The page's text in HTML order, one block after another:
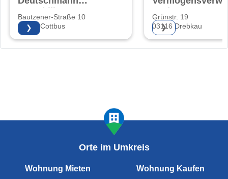
Immobilien
Bautzener-Straße 10
03046 Cottbus
❯
GmbH
Grünstr. 19
03116 Drebkau
❯
Orte im Umkreis
Wohnung Mieten Wohnung Kaufen